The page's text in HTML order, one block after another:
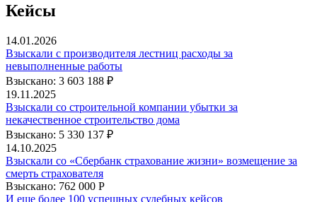
Кейсы
14.01.2026
Взыскали с производителя лестниц расходы за
невыполненные работы
Взыскано: 3 603 188 ₽
19.11.2025
Взыскали со строительной компании убытки за
некачественное строительство дома
Взыскано: 5 330 137 ₽
14.10.2025
Взыскали со «Сбербанк страхование жизни» возмещение за
смерть страхователя
Взыскано: 762 000 Р
И еще более 100 успешных судебных кейсов